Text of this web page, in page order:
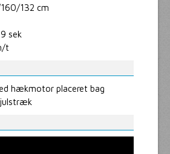
132 cm
sek
t
hækmotor placeret bag